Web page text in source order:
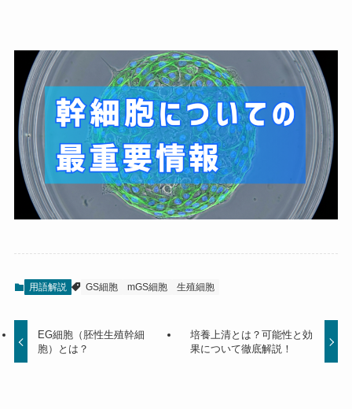
用語解説 GS細胞 mGS細胞 生殖細胞
EG細胞（胚性生殖幹細
胞）とは？
培養上清とは？可能性と効
果について徹底解説！